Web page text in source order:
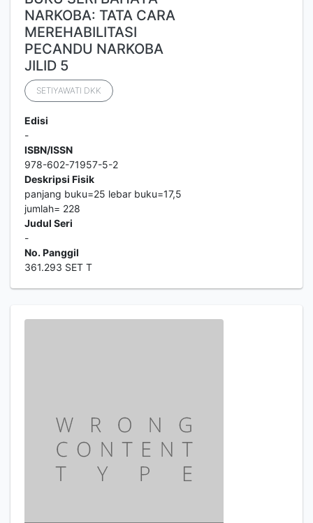
NARKOBA: TATA CARA
MEREHABILITASI
PECANDU NARKOBA
JILID 5
SETIYAWATI DKK
Edisi
-
ISBN/ISSN
978-602-71957-5-2
Deskripsi Fisik
panjang buku=25 lebar buku=17,5
jumlah= 228
Judul Seri
-
No. Panggil
361.293 SET T